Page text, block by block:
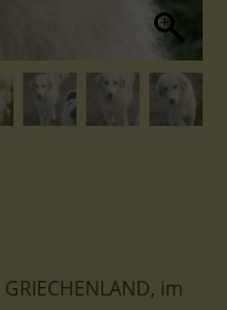
im